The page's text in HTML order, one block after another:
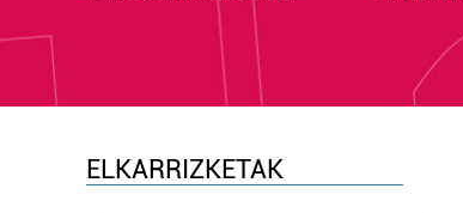
ELKARRIZKETAK